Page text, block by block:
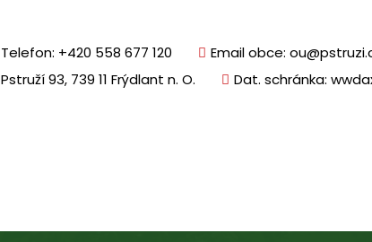
Telefon: +420 558 677 120
Email obce:
Pstruží 93, 739 11 Frýdlant n. O.
Dat. schránka: